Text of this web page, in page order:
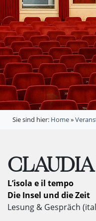
Sie sind hier: Home»
L’isola e il tempo
Die Insel und die Zeit
Lesung & Gespräch